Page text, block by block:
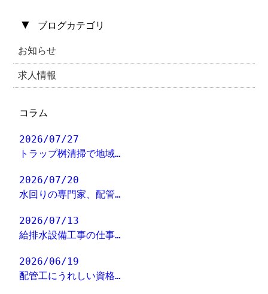
▼ ブログカテゴリ
お知らせ
求人情報
コラム
2026/07/27
トラップ桝清掃で地域…
2026/07/20
水回りの専門家、配管…
2026/07/13
給排水設備工事の仕事…
2026/06/19
配管工にうれしい資格…